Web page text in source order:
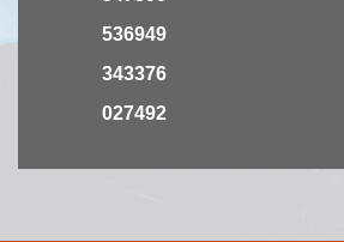
536949
343376
027492